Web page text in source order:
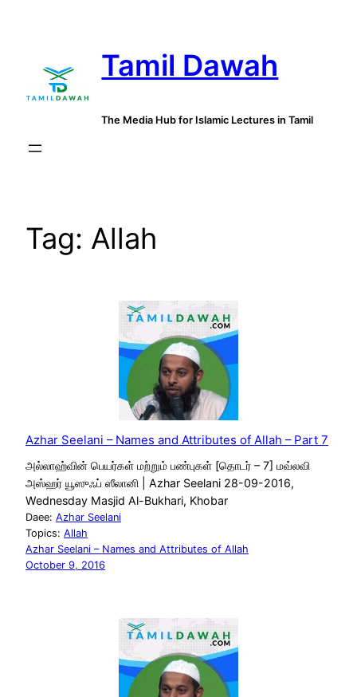
Tamil Dawah
The Media Hub for Islamic Lectures in Tamil
Tag: Allah
Azhar Seelani – Names and Attributes of Allah – Part 7
அல்லாஹ்வின் பெயர்கள் மற்றும் பண்புகள் [தொடர் – 7] மவ்லவி
அஸ்ஹர் யூஸுஃப் ஸீலானி | Azhar Seelani 28-09-2016,
Wednesday Masjid Al-Bukhari, Khobar
Daee: Azhar Seelani
Topics: Allah
Azhar Seelani – Names and Attributes of Allah
October 9, 2016